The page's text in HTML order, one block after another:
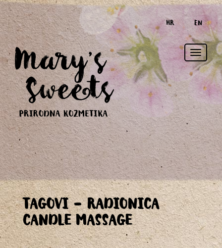
HR EN
Toggle
TAGOVI - RADIONICA
CANDLE MASSAGE